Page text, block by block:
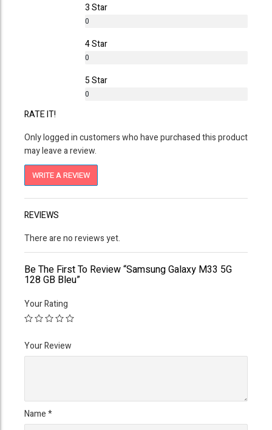
3 Star
0
4 Star
0
5 Star
0
RATE IT!
Only logged in customers who have purchased this product
may leave a review.
WRITE A REVIEW
REVIEWS
There are no reviews yet.
Be The First To Review “Samsung Galaxy M33 5G
128 GB Bleu”
Your Rating
Your Review
Name*